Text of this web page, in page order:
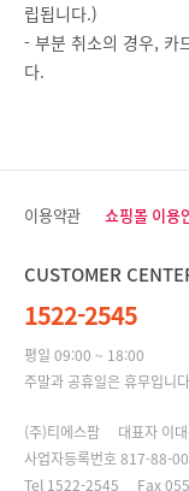
립됩니다.)
- 부분 취소의 경우, 카
다.
이용약관 쇼핑몰 이용
CUSTOMER
1522-2545
평일 09:00 ~ 18:00
주말과 공휴일은 휴무입니
(주)티에스팜 대표자 이
사업자등록번호 817-88-
Tel 1522-2545 Fax